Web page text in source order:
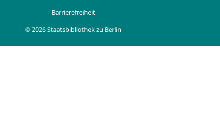
Barrierefreiheit
© 2026 Staatsbibliothek zu Berlin